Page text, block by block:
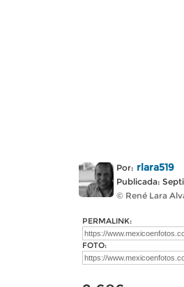
Por: rlara519
Publicada:
© René Lara
PERMALINK:
FOTO: